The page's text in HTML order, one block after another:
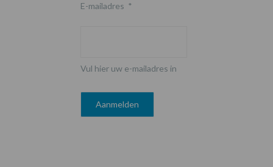
E-mailadres *
Vul hier uw e-mailadres in